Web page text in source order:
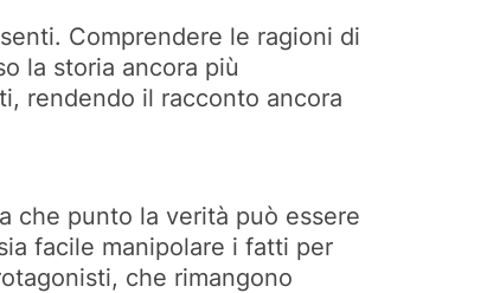
Comprendere le ragioni di
la storia ancora più
rendendo il racconto ancora
che punto la verità può essere
facile manipolare i fatti per
che rimangono